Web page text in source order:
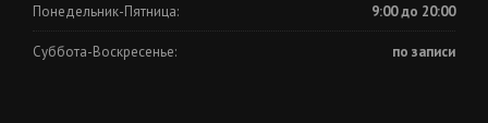
Понедельник-Пятница: 9:00 до 20:00
Суббота-Воскресенье: по записи